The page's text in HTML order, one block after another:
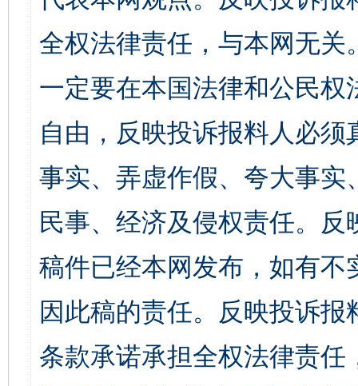
全权法律责任，与本网无
一定要在本国法律和公民
自由，反映投诉报料人必
事实、弄虚作假、夸大事
民事、经济及侵权责任。
稿件已经本网发布，如有
因此稿的责任。反映投诉
条款承诺承担全权法律责